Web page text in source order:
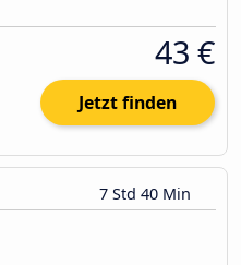
43 €
Jetzt finden
7 Std 40 Min